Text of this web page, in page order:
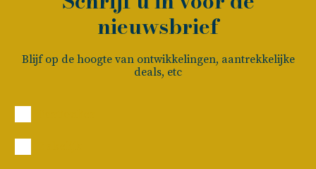
nieuwsbrief
Blijf op de hoogte van ontwikkelingen, aantrekkelijke
deals, etc